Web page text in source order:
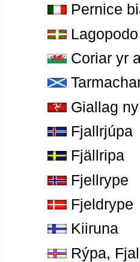
Pernice
Coriar yr
Giallag
Fjallrjúpa
Fjällripa
Fjellrype
Fjeldrype
Kiiruna
Rýpa,